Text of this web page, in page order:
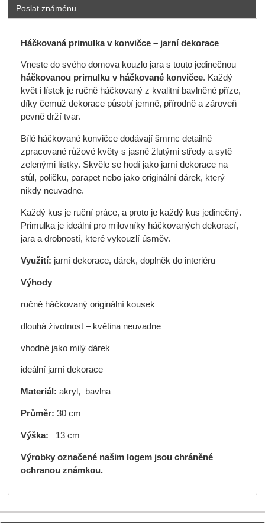
Poslat známénu
Háčkovaná primulka v konvičce – jarní dekorace
Vneste do svého domova kouzlo jara s touto jedinečnou
háčkovanou primulku v háčkované konvičce. Každý
květ i lístek je ručně háčkovaný z kvalitní bavlněné příze,
díky čemuž dekorace působí jemně, přírodně a zároveň
pevně drží tvar.
Bílé háčkované konvičce dodávají šmrnc detailně
zpracované růžové květy s jasně žlutými středy a sytě
zelenými lístky. Skvěle se hodí jako jarní dekorace na
stůl, poličku, parapet nebo jako originální dárek, který
nikdy neuvadne.
Každý kus je ruční práce, a proto je každý kus jedinečný.
Primulka je ideální pro milovníky háčkovaných dekorací,
jara a drobností, které vykouzlí úsměv.
Využití: jarní dekorace, dárek, doplněk do interiéru
Výhody
ručně háčkovaný originální kousek
dlouhá životnost – květina neuvadne
vhodné jako milý dárek
ideální jarní dekorace
Materiál: akryl, bavlna
Průměr: 30 cm
Výška: 13 cm
Výrobky označené našim logem jsou chráněné
ochranou známkou.